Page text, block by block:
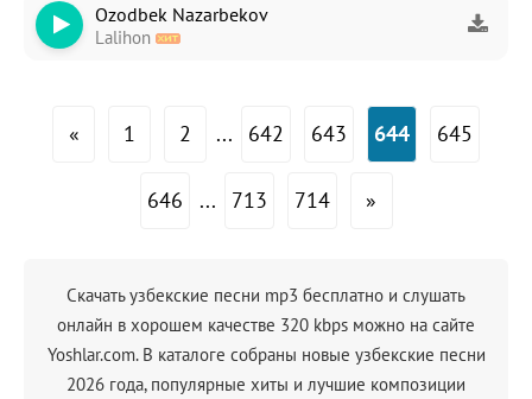
Ozodbek Nazarbekov
Lalihon
« 1 2 ... 642 643 644 645
646 ... 713 714 »
Скачать узбекские песни mp3 бесплатно и слушать
онлайн в хорошем качестве 320 kbps можно на сайте
Yoshlar.com. В каталоге собраны новые узбекские песни
2026 года, популярные хиты и лучшие композиции